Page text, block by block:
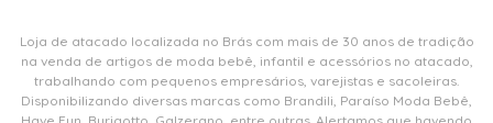
Loja de atacado localizada no Brás com mais de 30 anos de tradição
na venda de artigos de moda bebê, infantil e acessórios no atacado,
trabalhando com pequenos empresários, varejistas e sacoleiras.
Disponibilizando diversas marcas como Brandili, Paraíso Moda Bebê,